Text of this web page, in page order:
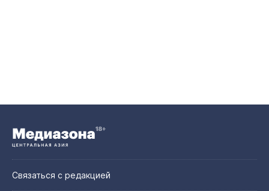
Связаться с редакцией